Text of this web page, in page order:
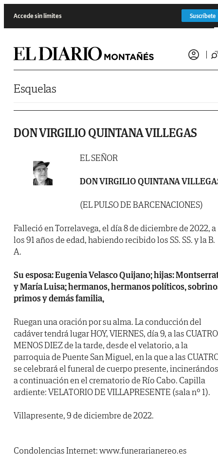
Accede sin límites Suscríbete
Esquelas
DON VIRGILIO QUINTANA VILLEGAS
EL SEÑOR
DON VIRGILIO QUINTANA
(EL PULSO DE BARCENACIONES)
Falleció en Torrelavega, el día 8 de diciembre de 2022, a
los 91 años de edad, habiendo recibido los SS. SS. y la B.
A.
Su esposa: Eugenia Velasco Quijano; hijas:
y María Luisa; hermanos, hermanos políticos,
primos y demás familia,
Ruegan una oración por su alma. La conducción del
cadáver tendrá lugar HOY, VIERNES, día 9, a las CUATRO
MENOS DIEZ de la tarde, desde el velatorio, a la
parroquia de Puente San Miguel, en la que a las
se celebrará el funeral de cuerpo presente,
a continuación en el crematorio de Río Cabo. Capilla
ardiente: VELATORIO DE VILLAPRESENTE (sala nº 1).
Villapresente, 9 de diciembre de 2022.
Condolencias Internet: www.funerarianereo.es